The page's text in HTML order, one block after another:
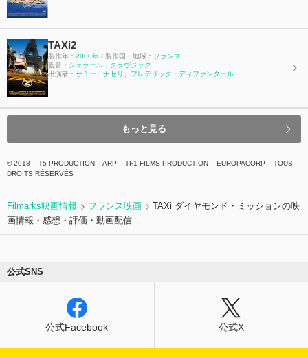
TAXi2
製作年： 2000年 / 製作国・地域： フランス
監督： ジェラール・クラヴジック
出演者： サミー・ナセリ 、 フレデリック・ディファンタール
もっと見る
© 2018 – T5 PRODUCTION – ARP – TF1 FILMS PRODUCTION – EUROPACORP – TOUS
DROITS RÉSERVÉS
Filmarks映画情報 フランス映画
TAXi ダイヤモンド・ミッションの映
画情報・感想・評価・動画配信
公式SNS
公式Facebook 公式X